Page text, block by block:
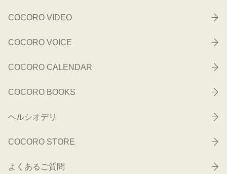
COCORO VIDEO
COCORO VOICE
COCORO CALENDAR
COCORO BOOKS
ヘルシオデリ
COCORO STORE
よくあるご質問